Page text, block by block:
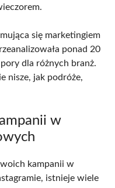
się marketingiem
ponad 20
dla różnych branż.
nisze, jak podróże,
w
kampanii w
istnieje wiele